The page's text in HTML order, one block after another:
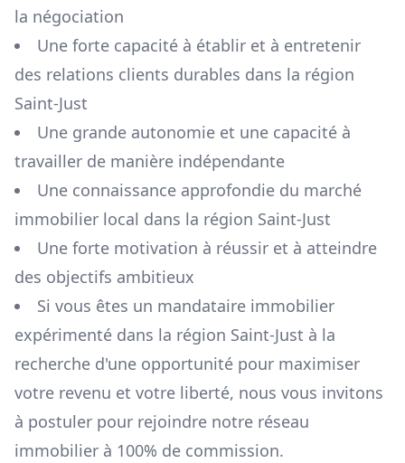
la négociation
Une forte capacité à établir et à entretenir
des relations clients durables dans la région
Saint-Just
Une grande autonomie et une capacité à
travailler de manière indépendante
Une connaissance approfondie du marché
immobilier local dans la région Saint-Just
Une forte motivation à réussir et à atteindre
des objectifs ambitieux
Si vous êtes un mandataire immobilier
expérimenté dans la région Saint-Just à la
recherche d'une opportunité pour maximiser
votre revenu et votre liberté, nous vous invitons
à postuler pour rejoindre notre réseau
immobilier à 100% de commission.